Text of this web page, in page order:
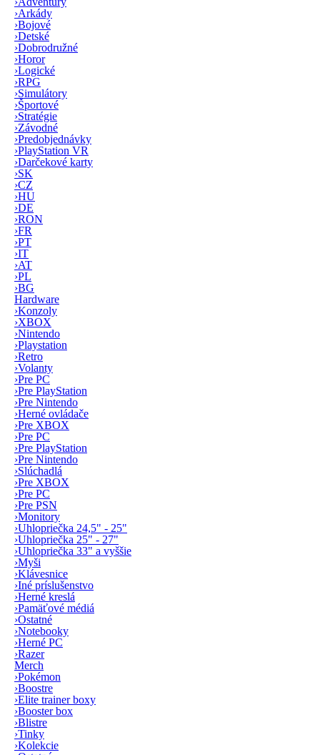
›Arkády
›Bojové
›Detské
›Dobrodružné
›Horor
›Logické
›RPG
›Simulátory
›Športové
›Stratégie
›Závodné
›Predobjednávky
›PlayStation VR
›Darčekové karty
›SK
›CZ
›HU
›DE
›RON
›FR
›PT
›IT
›AT
›PL
›BG
Hardware
›Konzoly
›XBOX
›Nintendo
›Playstation
›Retro
›Volanty
›Pre PC
›Pre PlayStation
›Pre Nintendo
›Herné ovládače
›Pre XBOX
›Pre PC
›Pre PlayStation
›Pre Nintendo
›Slúchadlá
›Pre XBOX
›Pre PC
›Pre PSN
›Monitory
›Uhlopriečka 24,5" - 25"
›Uhlopriečka 25" - 27"
›Uhlopriečka 33" a vyššie
›Myši
›Klávesnice
›Iné príslušenstvo
›Herné kreslá
›Pamäťové médiá
›Ostatné
›Notebooky
›Herné PC
›Razer
Merch
›Pokémon
›Boostre
›Elite trainer boxy
›Booster box
›Blistre
›Tinky
›Kolekcie